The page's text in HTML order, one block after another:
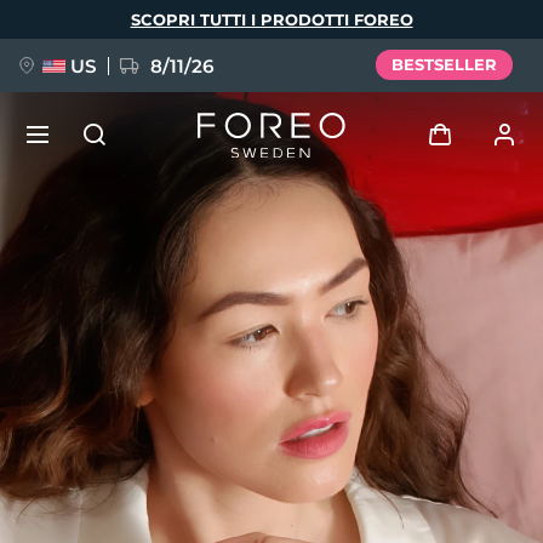
SCOPRI TUTTI I PRODOTTI FOREO
US 8/11/26 BESTSELLER
Accedi
Profilo utente
I miei dispositivi
I miei ordini
I miei indirizzi
I miei abbonamenti
FAQ™ Pure Beauty-Tech Elixir
BREAKING NEWS
issa™ Teeth Whitening Set
Lingua
English Deutsch
Español
Français
Português
Polski
Svenska
Русский
Türkçe
简体中文 繁體中文